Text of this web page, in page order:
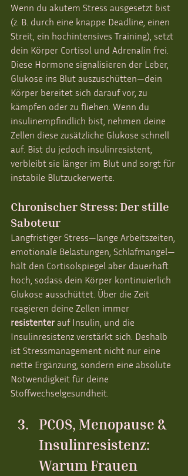
Wenn du akutem Stress ausgesetzt bist
(z. B. durch eine knappe Deadline, einen
Streit, ein hochintensives Training), setzt
dein Körper Cortisol und Adrenalin frei.
Diese Hormone signalisieren der Leber,
Glukose ins Blut auszuschütten—dein
Körper bereitet sich darauf vor, zu
kämpfen oder zu fliehen. Wenn du
insulinempfindlich bist, nehmen deine
Zellen diese zusätzliche Glukose schnell
auf. Bist du jedoch insulinresistent,
verbleibt sie länger im Blut und sorgt für
instabile Blutzuckerwerte.
Chronischer Stress: Der stille
Saboteur
Langfristiger Stress—lange Arbeitszeiten,
emotionale Belastungen, Schlafmangel—
hält den Cortisolspiegel aber dauerhaft
hoch, sodass dein Körper kontinuierlich
Glukose ausschüttet. Über die Zeit
reagieren deine Zellen immer
resistenter auf Insulin, und die
Insulinresistenz verstärkt sich. Deshalb
ist Stressmanagement nicht nur eine
nette Ergänzung, sondern eine absolute
Notwendigkeit für deine
Stoffwechselgesundheit.
PCOS, Menopause &
Insulinresistenz:
Warum Frauen